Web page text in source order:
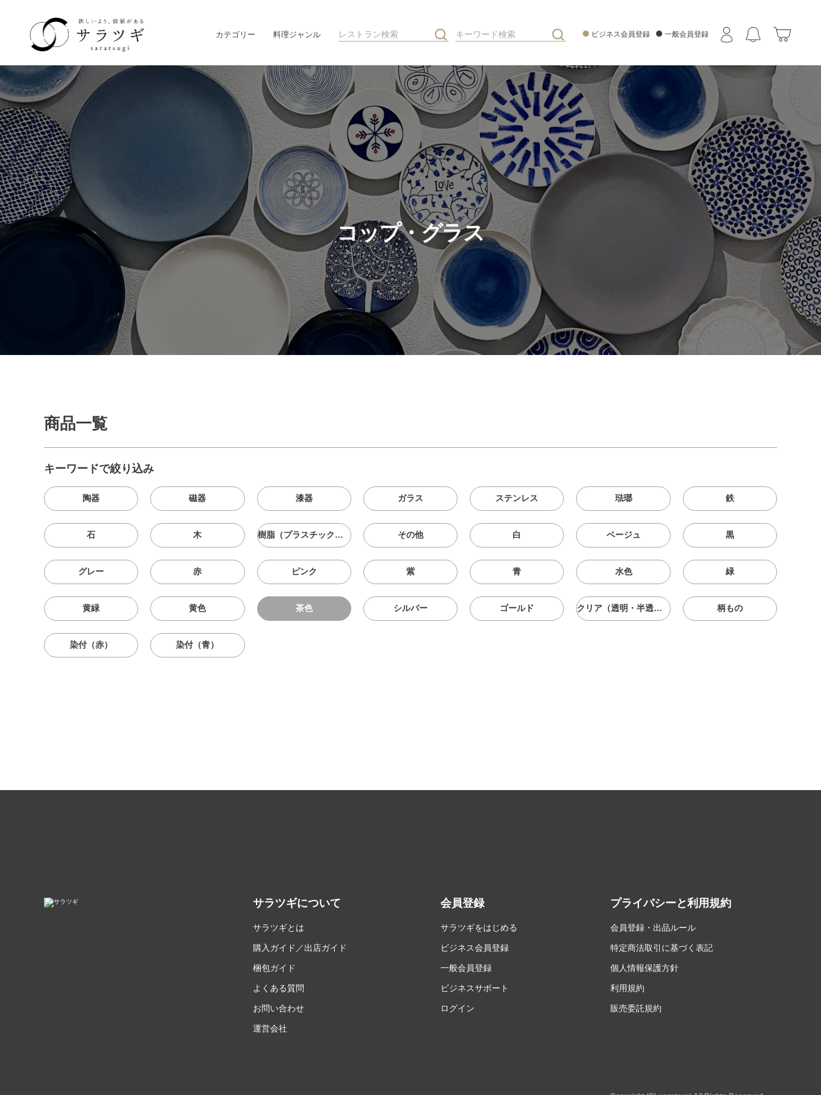
ビジネス会員登録 一般会員登録
カテゴリー 料理ジャンル
コップ・グラス
商品一覧
キーワードで絞り込み
陶器 磁器 漆器 ガラス ステンレス 琺瑯 鉄
石 木 樹脂（プラスチック、メラニン、シリコン等） その他 白 ベージュ 黒
グレー 赤 ピンク 紫 青 水色 緑
黄緑 黄色 茶色 シルバー ゴールド クリア（透明・半透明） 柄もの
染付（赤） 染付（青）
サラツギについて
サラツギとは
購入ガイド／出店ガイド
梱包ガイド
よくある質問
お問い合わせ
運営会社
会員登録
サラツギをはじめる
ビジネス会員登録
一般会員登録
ビジネスサポート
ログイン
プライバシーと利用規約
会員登録・出品ルール
特定商法取引に基づく表記
個人情報保護方針
利用規約
販売委託規約